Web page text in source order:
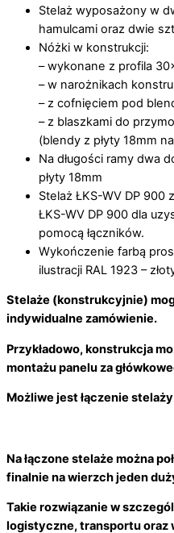
Stelaż wyposażony w
hamulcami oraz dwie
Nóżki w konstrukcji:
– wykonane z profila
– w narożnikach
– z cofnięciem pod
– z blaszkami do
(blendy z płyty 18mm
Na długości ramy dwa
płyty 18mm
Stelaż ŁKS-WV DP 900
ŁKS-WV DP 900 dla
pomocą łączników.
Wykończenie farbą
ilustracji RAL 1923 –
Stelaże (konstrukcyjnie)
indywidualne zamówienie.
Przykładowo, konstrukcja
montażu panelu za
Możliwe jest łączenie
Na łączone stelaże można
finalnie na wierzch jeden
Takie rozwiązanie w
logistyczne, transportu oraz